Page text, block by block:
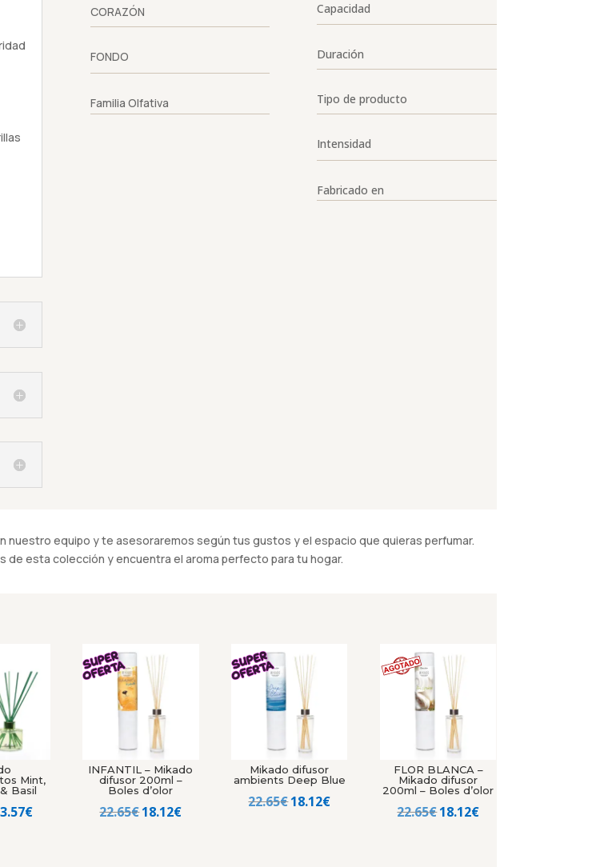
CORAZÓN
FONDO
Familia Olfativa
Capacidad
Duración
Tipo de producto
Intensidad
Fabricado en
nuestro equipo y te asesoraremos según tus gustos y el espacio que quieras perfumar.
esta colección y encuentra el aroma perfecto para tu hogar.
Mint,
Basil
€El
INFANTIL – Mikado
difusor 200ml –
Boles d’olor
22.65€El
18.12€El
Mikado difusor
ambients Deep Blue
22.65€El
18.12€El
FLOR BLANCA –
Mikado difusor
200ml – Boles d’olor
22.65€El
18.12€El